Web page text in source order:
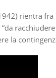
rientra
la